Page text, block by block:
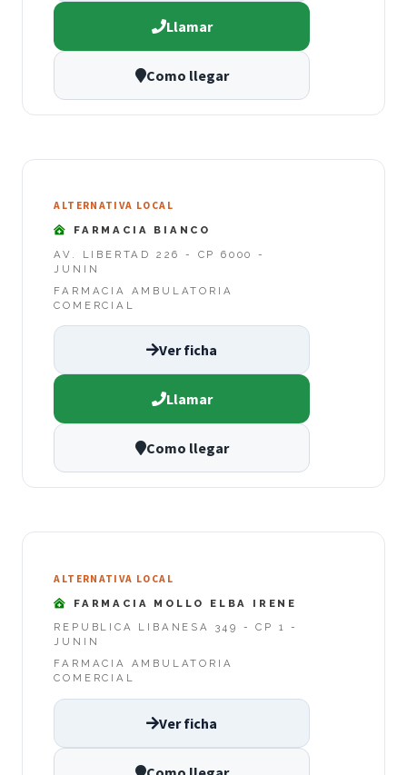
Llamar
Como llegar
ALTERNATIVA LOCAL
FARMACIA BIANCO
AV. LIBERTAD 226 - CP 6000 -
JUNIN
FARMACIA AMBULATORIA
COMERCIAL
Ver ficha
Llamar
Como llegar
ALTERNATIVA LOCAL
FARMACIA MOLLO ELBA IRENE
REPUBLICA LIBANESA 349 - CP 1 -
JUNIN
FARMACIA AMBULATORIA
COMERCIAL
Ver ficha